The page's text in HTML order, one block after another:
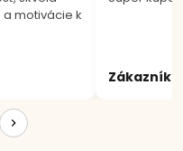
motivácie k
Zákazník